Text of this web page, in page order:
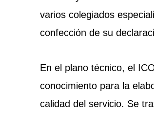
varios colegiados
confección de su
En el plano técnico, el
conocimiento para la
calidad del servicio. Se